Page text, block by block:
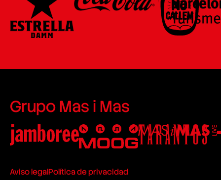
Grupo Mas i Mas
Aviso legalPolítica de privacidad